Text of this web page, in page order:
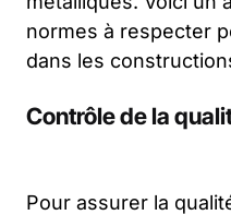
normes à respecter
dans les
Contrôle de la
Pour assurer la